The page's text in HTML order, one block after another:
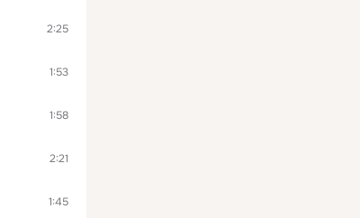
2:25
1:53
1:58
2:21
1:45